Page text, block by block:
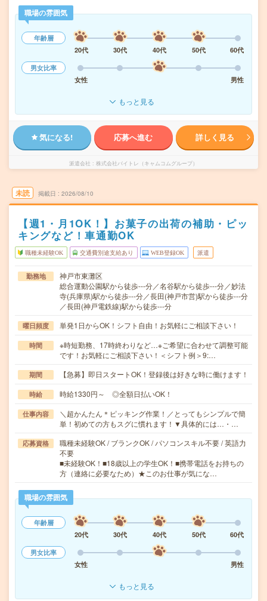
職場の雰囲気
年齢層
20代
30代 40代 50代
60代
男女比率
女性
男性
もっと見る
気になる! 応募へ進む 詳しく見る
派遣会社 株式会社バイトレ（キャムコムグループ）
未読 掲載日 2026/08/10
【週1・月1OK！】お菓子の出荷の補助・ピッ
キングなど！車通勤OK
職種未経験OK 交通費別途支給あり WEB登録OK 派遣
勤務地
神戸市東灘区
総合運動公園駅から徒歩---分／名谷駅から徒歩---分／妙法
寺(兵庫県)駅から徒歩---分／長田(神戸市営)駅から徒歩---分
／長田(神戸電鉄線)駅から徒歩---分
曜日頻度 単発1日からOK！シフト自由！お気軽にご相談下さい！
時間
※時短勤務、17時終わりなど…※ご希望に合わせて調整可能
です！お気軽にご相談下さい！＜シフト例＞9:…
期間 【急募】即日スタートOK！登録後は好きな時に働けます！
時給 時給1330円～ ◎全額日払いOK！
仕事内容
＼超かんたん＊ピッキング作業！／とってもシンプルで簡
単！初めての方もスグに慣れます！▼具体的には…・…
応募資格
職種未経験OK / ブランクOK / パソコンスキル不要 / 英語力
不要
■未経験OK！■18歳以上の学生OK！■携帯電話をお持ちの
方（連絡に必要なため）★このお仕事が気にな…
職場の雰囲気
年齢層
20代
30代 40代 50代
60代
男女比率
女性
男性
もっと見る